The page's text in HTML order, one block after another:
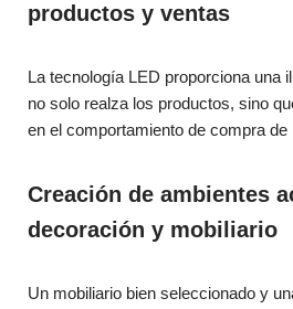
productos y ventas
La tecnología LED proporciona una
no solo realza los productos, sino
en el comportamiento de compra
Creación de ambientes
decoración y mobiliario
Un mobiliario bien seleccionado y